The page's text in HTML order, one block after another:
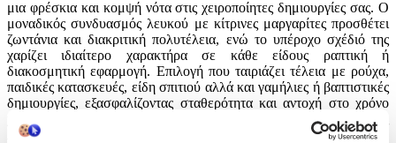
μια φρέσκια και κομψή νότα στις χειροποίητες δημιουργίες σας. Ο
μοναδικός συνδυασμός λευκού με κίτρινες μαργαρίτες προσθέτει
ζωντάνια και διακριτική πολυτέλεια, ενώ το υπέροχο σχέδιό της
χαρίζει ιδιαίτερο χαρακτήρα σε κάθε είδους ραπτική ή
διακοσμητική εφαρμογή. Επιλογή που ταιριάζει τέλεια με ρούχα,
παιδικές κατασκευές, είδη σπιτιού αλλά και γαμήλιες ή βαπτιστικές
δημιουργίες, εξασφαλίζοντας σταθερότητα και αντοχή στο χρόνο
χάρη στην εξαιρετική ποιότητα του βαμβακιού. Ιδανική για όσους
λατρεύουν τις λεπτομέρειες και επιθυμούν να δημιουργήσουν